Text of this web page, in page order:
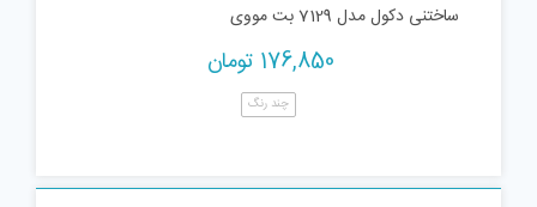
ساختنی دکول مدل 7129 بت مووی
176,850 تومان
چند رنگ